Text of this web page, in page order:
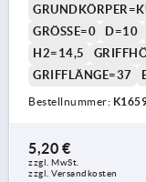
GRÖSSE=0
D=10
H2=14,5
GRIFFLÄNGE=37
Bestellnummer:
5,20 €
zzgl. MwSt.
zzgl. Versandkosten